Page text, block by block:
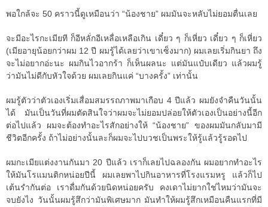
พอใกล้จะ 50 คราวนี้ดูเหมือนว่า “น้องชาย” ผมมันจะหลับไม่ยอมตื่นเลย
จะมีอะไรกะเมียที ก็อีหลั่กอีเหลื่อเหลือเกิน เดี๋ยว ๆ ก็เหี่ยว เดี๋ยว ๆ ก็เหี่ยว
(เมียอายุน้อยกว่าผม 12 ปี ผมรู้ได้เลยว่าเขาเซ็งมาก) ผมเลยเริ่มกินยา ถึง
จะไม่อยากอ่ะนะ ผมกินไวอากร้า ก็เห็นผลนะ แต่มันแป๋บเดียว แล้วผมรู้
ว่ามันไม่ดีกับหัวใจด้วย ผมเลยกินแค่ “บางครั้ง” เท่านั้น
ผมรู้ตัวว่าตัวเองเริ่มเสื่อมสมรรถภาพมาเกือบ 4 ปีแล้ว ผมยังจำคืนวันนั้น
ได้ มันเป็นวันที่ผมตัดสินใจว่าผมจะไม่ยอมปล่อยให้ตัวเองเป็นอย่างนี้อีก
ต่อไปแล้ว ผมจะต้องทำอะไรสักอย่างให้ “น้องชาย” ของผมมันกลับมามี
ชีวิตอีกครั้ง ถ้าไม่อย่างนั้นละก็ผมจะไปบวชเป็นพระให้รู้แล้วรู้รอดไป
ผมกะเมียแต่งงานกันมา 20 ปีแล้ว เราก็เลยไปฉลองกัน ผมอยากทำอะไร
ให้มันโรแมนติกหน่อยปีนี้ ผมเลยพาไปกินอาหารที่โรงแรมหรู แล้วก็ไป
เต้นรำกันต่อ เราดื่มกันด้วยนิดหน่อยครับ คงเดาไม่ยากใช่ไหมว่ามันจะ
จบยังไง วันนั้นผมรู้สึกว่ามันพิเศษมาก มันทำให้ผมรู้สึกเหมือนคืนแรกที่มี